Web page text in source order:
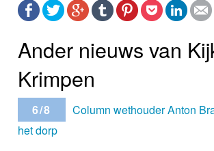
Ander nieuws van
Krimpen
6/8
Column wethouder Anton
het dorp